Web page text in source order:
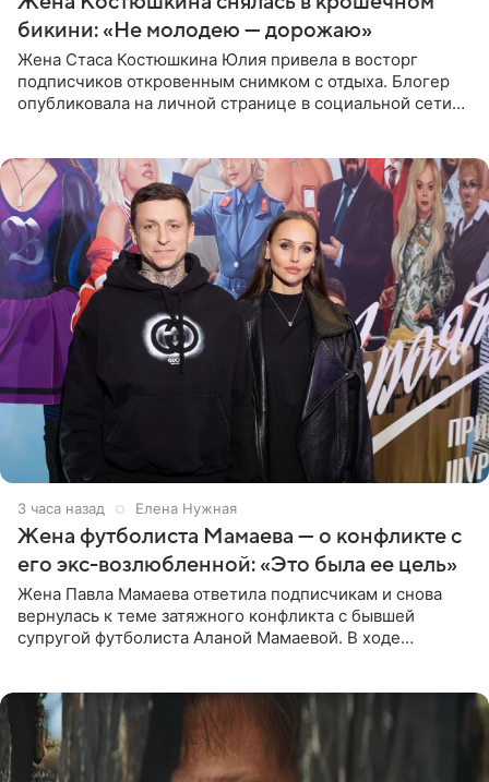
бикини: «Не молодею — дорожаю»
Жена Стаса Костюшкина Юлия привела в восторг
подписчиков откровенным снимком с отдыха. Блогер
опубликовала на личной странице в социальной сети
3 часа назад Елена Нужная
Жена футболиста Мамаева — о конфликте с
его экс-возлюбленной: «Это была ее цель»
Жена Павла Мамаева ответила подписчикам и снова
вернулась к теме затяжного конфликта с бывшей
супругой футболиста Аланой Мамаевой. В ходе